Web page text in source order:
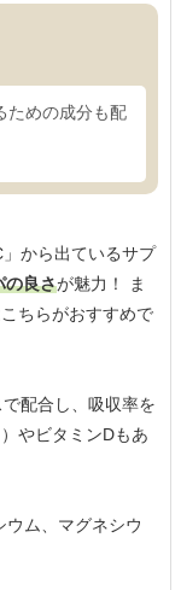
ための成分も配
から出ているサプ
の良さが魅力！ ま
ちらがおすすめで
配合し、吸収率を
やビタミンDもあ
ム、マグネシウ